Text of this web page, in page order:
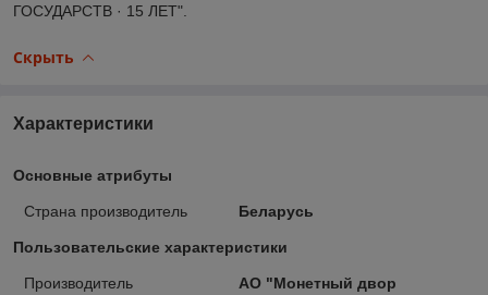
ГОСУДАРСТВ · 15 ЛЕТ".
Скрыть
Характеристики
Основные атрибуты
Страна производитель Беларусь
Пользовательские характеристики
Производитель
АО "Монетный двор